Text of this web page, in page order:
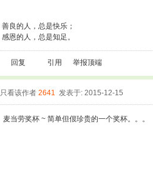
善良的人，总是快乐；
感恩的人，总是知足。
回复 引用 举报顶端
只看该作者 2641 发表于: 2015-12-15
麦当劳奖杯 ~ 简单但佷珍贵的一个奖杯。。。